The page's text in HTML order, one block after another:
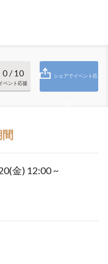
0/ 10
ベント応援
シェアでイベント応
金) 12:00 ~